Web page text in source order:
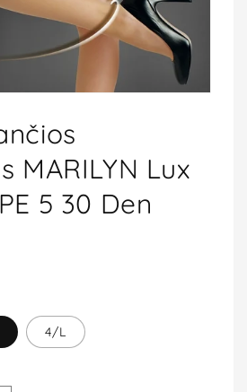
MARILYN Lux
5 30 Den
4/L